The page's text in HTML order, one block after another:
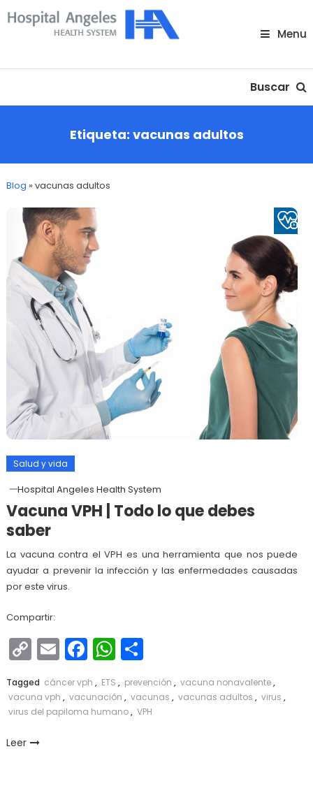
Skip
To
Menu
Buscar
Etiqueta: vacunas adultos
Blog »vacunas adultos
Salud y vida
Hospital Angeles Health System
Vacuna VPH | Todo lo que debes
saber
La vacuna contra el VPH es una herramienta que nos puede
ayudar a prevenir la infección y las enfermedades causadas
por este virus.
Compartir:
Copy
Link
EmailFacebook
WhatsApp
Compartir
Tagged cáncer vph , ETS , prevención , vacuna nonavalente,
vacuna vph , vacunación , vacunas , vacunas adultos , virus ,
virus del papiloma humano, VPH
Leer